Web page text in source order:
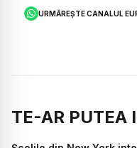
URMĂREȘTE CANALUL
TE-AR PUTEA